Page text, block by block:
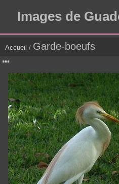
Images de
Accueil / Garde-boeufs